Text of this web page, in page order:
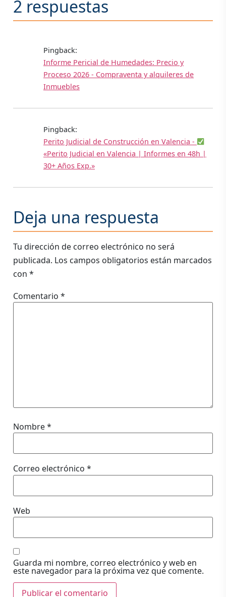
2 respuestas
Pingback:
Informe Pericial de Humedades: Precio y
Proceso 2026 - Compraventa y alquileres de
Inmuebles
Pingback:
Perito Judicial de Construcción en Valencia -
«Perito Judicial en Valencia | Informes en 48h |
30+ Años Exp.»
Deja una respuesta
Tu dirección de correo electrónico no será
publicada. Los campos obligatorios están marcados
con *
Comentario *
Nombre*
Correo electrónico *
Web
Guarda mi nombre, correo electrónico y web en
este navegador para la próxima vez que comente.